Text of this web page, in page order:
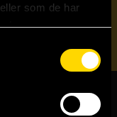
som de har
Skicka